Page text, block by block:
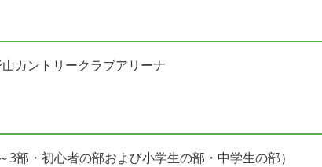
カントリークラブアリーナ
3部・初心者の部および小学生の部・中学生の部）